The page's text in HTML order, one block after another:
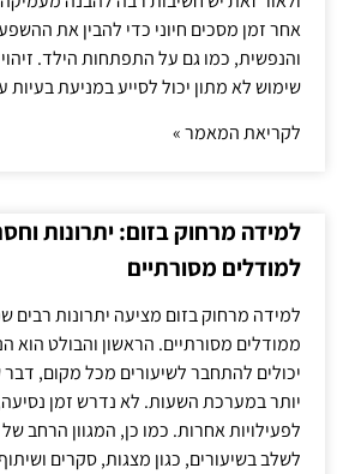
אחר זמן מסכים חיוני כדי להבין את
והנפשית, כמו גם על התפתחות הילד.
שימוש לא מתון יכול לסייע במניעת בעיות
לקריאת המאמר »
למידה מרחוק בזום: יתרונות
למודלים מסורתיים
למידה מרחוק בזום מציעה יתרונות רבים
ממודלים מסורתיים. הראשון והבולט הוא
יכולים להתחבר לשיעורים מכל מקום,
יותר במערכת השעות. לא נדרש זמן
לפעילויות אחרות. כמו כן, המגוון הרחב של
לשלב בשיעורים, כגון מצגות, סקרים